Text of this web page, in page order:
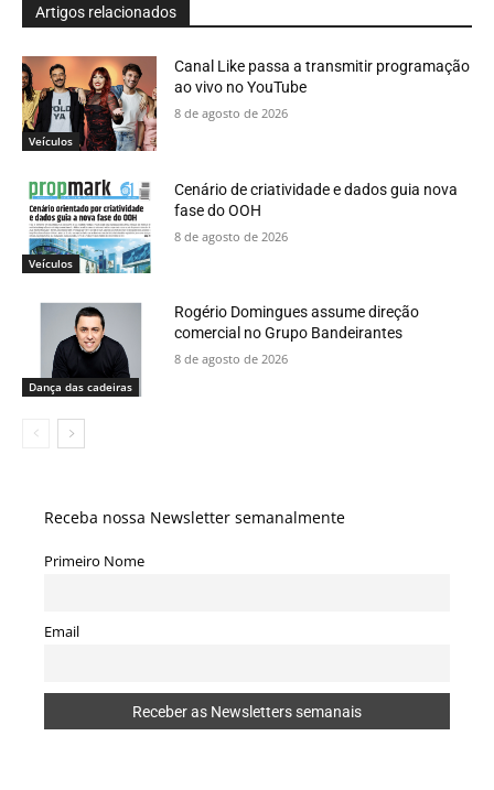
Artigos relacionados
Veículos
Canal Like passa a transmitir programação
ao vivo no YouTube
8 de agosto de 2026
Veículos
Cenário de criatividade e dados guia nova
fase do OOH
8 de agosto de 2026
Dança das cadeiras
Rogério Domingues assume direção
comercial no Grupo Bandeirantes
8 de agosto de 2026
Receba nossa Newsletter semanalmente
Primeiro Nome
Email